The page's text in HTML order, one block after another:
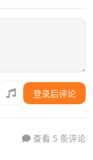
登录后评论
查看 5 条评论